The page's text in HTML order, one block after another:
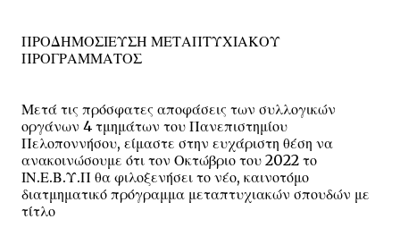
ΠΡΟΔΗΜΟΣΙΕΥΣΗ ΜΕΤΑΠΤΥΧΙΑΚΟΥ
ΠΡΟΓΡΑΜΜΑΤΟΣ
Μετά τις πρόσφατες αποφάσεις των συλλογικών
οργάνων 4 τμημάτων του Πανεπιστημίου
Πελοποννήσου, είμαστε στην ευχάριστη θέση να
ανακοινώσουμε ότι τον Οκτώβριο του 2022 το
ΙΝ.Ε.Β.Υ.Π θα φιλοξενήσει το νέο, καινοτόμο
διατμηματικό πρόγραμμα μεταπτυχιακών σπουδών με
τίτλο